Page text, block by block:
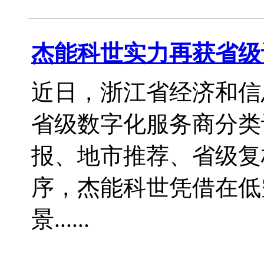
杰能科世实力再获省
近日，浙江省经济和
省级数字化服务商分
报、地市推荐、省级
序，杰能科世凭借在
景......